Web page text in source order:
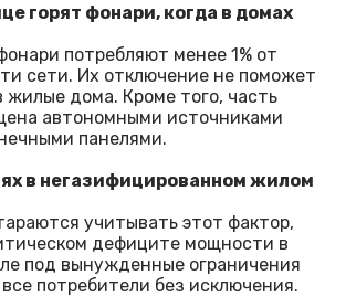
горят фонари, когда в домах
потребляют менее 1% от
сети. Их отключение не поможет
жилые дома. Кроме того, часть
автономными источниками
панелями.
в негазифицированном жилом
учитывать этот фактор,
дефиците мощности в
под вынужденные ограничения
потребители без исключения.